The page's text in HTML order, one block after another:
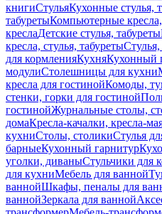
книгиСтульяКухонные стулья,
табуретыКомпьютерные кресла,
креслаДетские стулья, табуреты
кресла, стулья, табуреты
для кормленияКухняКухонный
модулиСтолешницы для кухни
кресла для гостинойКомоды,
стенки, горки для гостиной
гостинойЖурнальные столы,
домаКресла-качалки, кресла-
кухниСтолы, столикиСтулья
барныеКухонный гарнитур
уголки, диваныСтульчики для
для кухниМебель для ванной
ваннойШкафы, пеналы для
ваннойЗеркала для ванной